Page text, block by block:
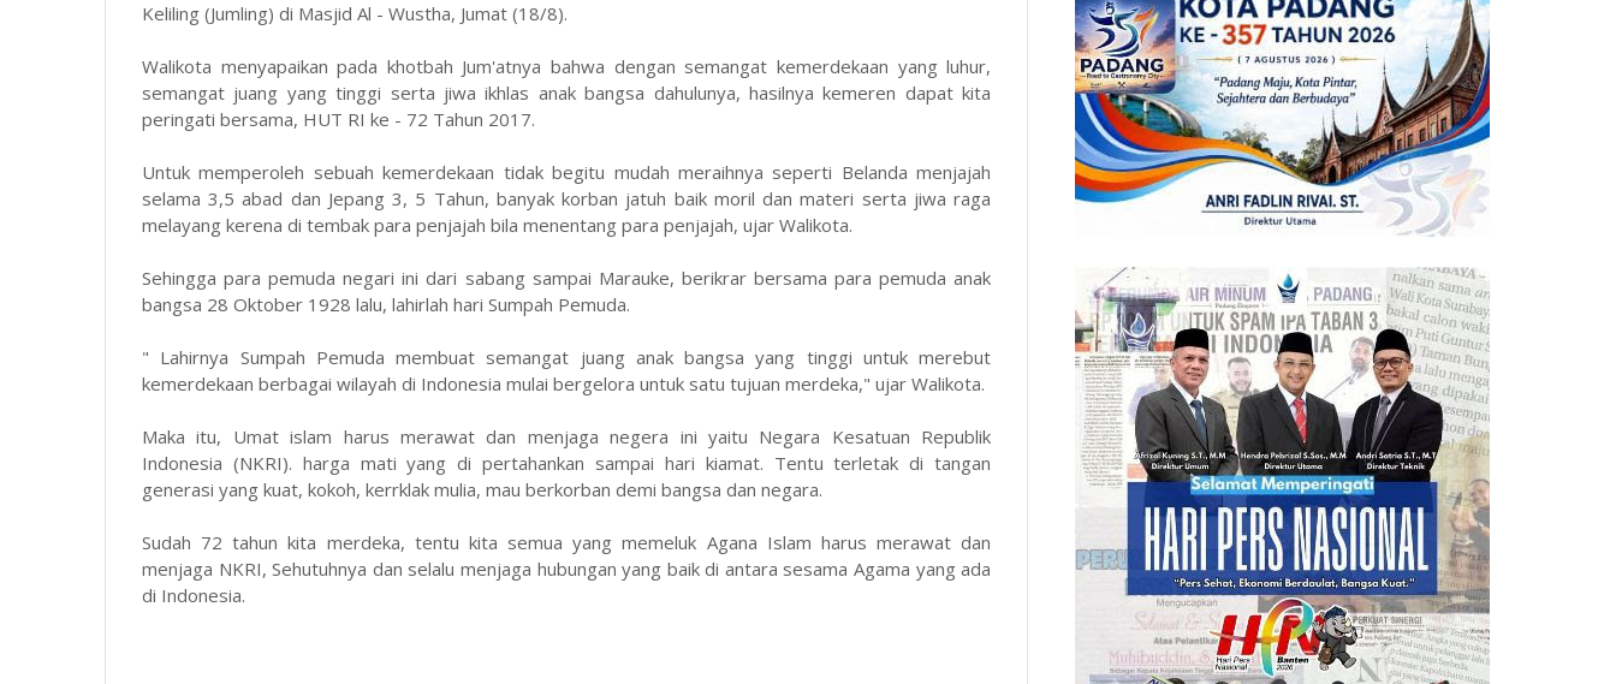
Keliling (Jumling) di Masjid Al - Wustha, Jumat (18/8).
Walikota menyapaikan pada khotbah Jum'atnya bahwa dengan semangat kemerdekaan yang luhur,
semangat juang yang tinggi serta jiwa ikhlas anak bangsa dahulunya, hasilnya kemeren dapat kita
peringati bersama, HUT RI ke - 72 Tahun 2017.
Untuk memperoleh sebuah kemerdekaan tidak begitu mudah meraihnya seperti Belanda menjajah
selama 3,5 abad dan Jepang 3, 5 Tahun, banyak korban jatuh baik moril dan materi serta jiwa raga
melayang kerena di tembak para penjajah bila menentang para penjajah, ujar Walikota.
Sehingga para pemuda negari ini dari sabang sampai Marauke, berikrar bersama para pemuda anak
bangsa 28 Oktober 1928 lalu, lahirlah hari Sumpah Pemuda.
" Lahirnya Sumpah Pemuda membuat semangat juang anak bangsa yang tinggi untuk merebut
kemerdekaan berbagai wilayah di Indonesia mulai bergelora untuk satu tujuan merdeka," ujar Walikota.
Maka itu, Umat islam harus merawat dan menjaga negera ini yaitu Negara Kesatuan Republik
Indonesia (NKRI). harga mati yang di pertahankan sampai hari kiamat. Tentu terletak di tangan
generasi yang kuat, kokoh, kerrklak mulia, mau berkorban demi bangsa dan negara.
Sudah 72 tahun kita merdeka, tentu kita semua yang memeluk Agana Islam harus merawat dan
menjaga NKRI, Sehutuhnya dan selalu menjaga hubungan yang baik di antara sesama Agama yang ada
di Indonesia.